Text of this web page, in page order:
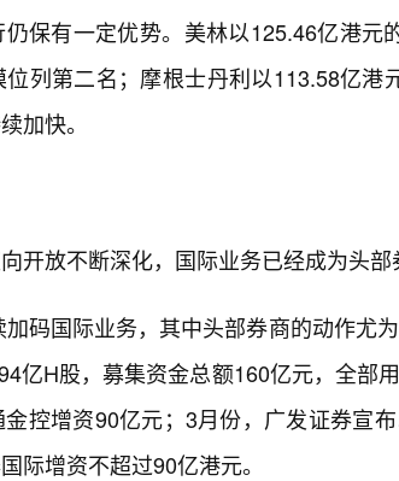
保有一定优势。美林以125.46亿港元
列第二名；摩根士丹利以113.58亿港
加快。
开放不断深化，国际业务已经成为头部
码国际业务，其中头部券商的动作尤
亿H股，募集资金总额160亿元，全部
控增资90亿元；3月份，广发证券宣
际增资不超过90亿港元。